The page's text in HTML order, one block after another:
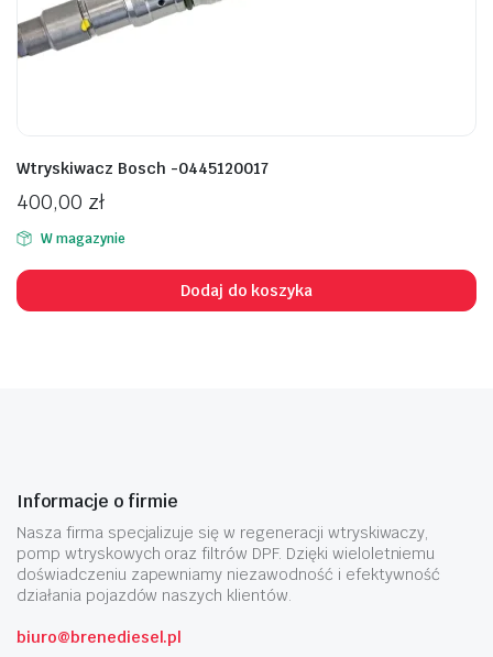
Wtryskiwacz Bosch -0445120017
400,00 zł
W magazynie
Dodaj do koszyka
Informacje o firmie
Nasza firma specjalizuje się w regeneracji wtryskiwaczy,
pomp wtryskowych oraz filtrów DPF. Dzięki wieloletniemu
doświadczeniu zapewniamy niezawodność i efektywność
działania pojazdów naszych klientów.
biuro@brenediesel.pl